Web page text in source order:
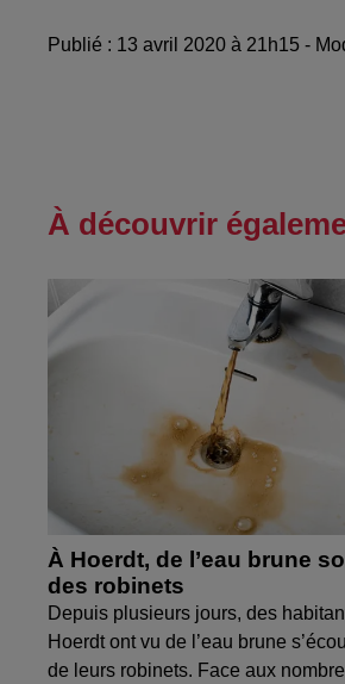
Publié : 13 avril 2020 à 21h15 -
À découvrir
À Hoerdt, de l’eau brune
des robinets
Depuis plusieurs jours, des
Hoerdt ont vu de l’eau brune
de leurs robinets. Face aux